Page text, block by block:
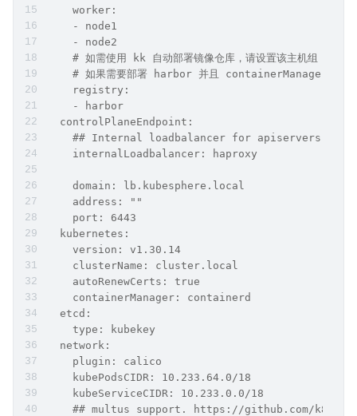
    worker:
    - node1
    - node2
# 如需使用 kk 自动部署镜像仓库，请设置该主机组 （建议
# 如果需要部署 harbor 并且 containerManager 为
    registry:
    - harbor
  controlPlaneEndpoint:
    ## Internal loadbalancer for apiservers
    internalLoadbalancer: haproxy
    domain: lb.kubesphere.local
    address: ""
    port: 6443
  kubernetes:
    version: v1.30.14
    clusterName: cluster.local
    autoRenewCerts: true
    containerManager: containerd
  etcd:
    type: kubekey
  network:
    plugin: calico
    kubePodsCIDR: 10.233.64.0/18
    kubeServiceCIDR: 10.233.0.0/18
## multus support. https://github.com/